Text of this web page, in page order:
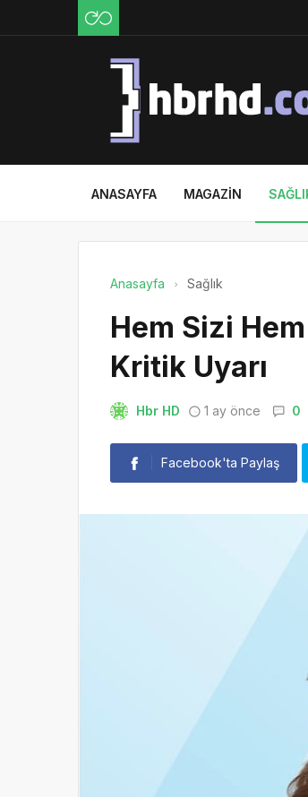
ANASAYFA MAGAZIN
Anasayfa Sağlık
Hem Sizi
Kritik Uyarı
Hbr HD 1 ay önce 0
Facebook'ta Paylaş